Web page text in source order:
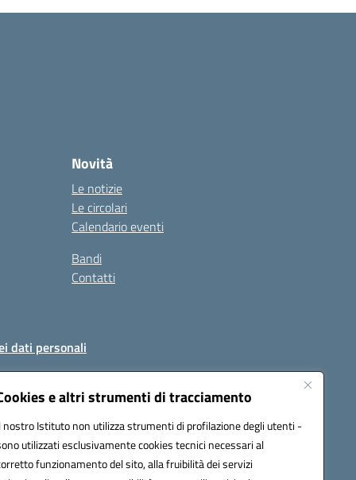
e altri strumenti di tracciamento
nostro Istituto non utilizza strumenti di profilazione degli utenti -
utilizzati esclusivamente cookies tecnici necessari al
funzionamento del sito, alla fruibilità dei servizi
Novità
Le notizie
Le circolari
Calendario eventi
Bandi
Contatti
dati personali